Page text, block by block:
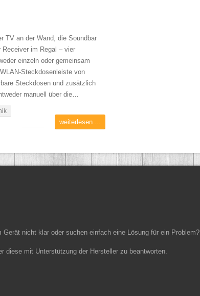
TV an der Wand, die Soundbar
im Regal – vier
einzeln oder gemeinsam
Steckdosenleiste von
Steckdosen und zusätzlich
manuell über die…
weiterlesen ...
nicht klar oder suchen einfach eine Lösung für ein Problem?
diese mit Unterstützung der Hersteller zu beantworten.